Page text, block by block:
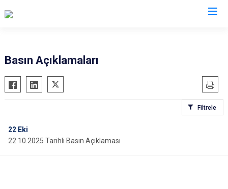
Basın Açıklamaları
Filtrele
22 Eki
22.10.2025 Tarihli Basın Açıklaması